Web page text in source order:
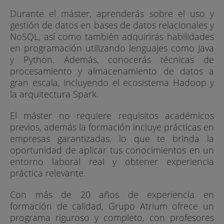
Durante el máster, aprenderás sobre el uso y
gestión de datos en bases de datos relacionales y
NoSQL, así como también adquirirás habilidades
en programación utilizando lenguajes como Java
y Python. Además, conocerás técnicas de
procesamiento y almacenamiento de datos a
gran escala, incluyendo el ecosistema Hadoop y
la arquitectura Spark.
El máster no requiere requisitos académicos
previos, además la formación incluye prácticas en
empresas garantizadas, lo que te brinda la
oportunidad de aplicar tus conocimientos en un
entorno laboral real y obtener experiencia
práctica relevante.
Con más de 20 años de experiencia en
formación de calidad, Grupo Atrium ofrece un
programa riguroso y completo, con profesores